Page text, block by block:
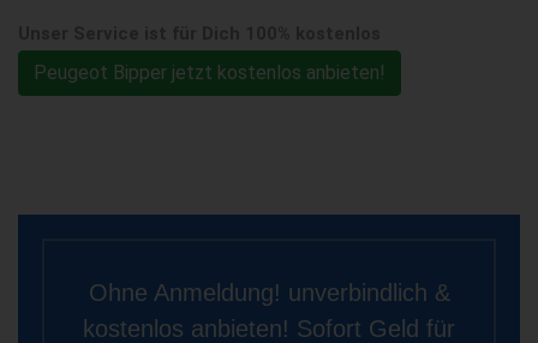
Peugeot Bipper jetzt kostenlos anbieten!
Ohne Anmeldung! unverbindlich &
kostenlos anbieten! Sofort Geld für